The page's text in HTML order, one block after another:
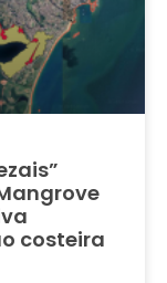
costeira